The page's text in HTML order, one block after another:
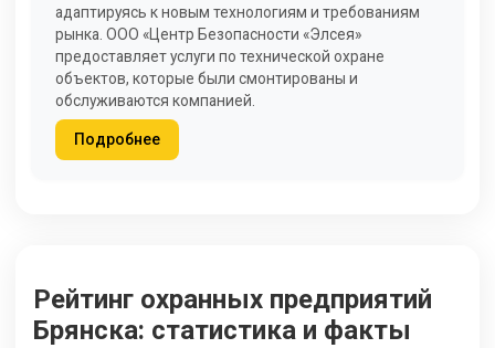
адаптируясь к новым технологиям и требованиям
рынка. ООО «Центр Безопасности «Элсея»
предоставляет услуги по технической охране
объектов, которые были смонтированы и
обслуживаются компанией.
Подробнее
Рейтинг охранных предприятий
Брянска: статистика и факты